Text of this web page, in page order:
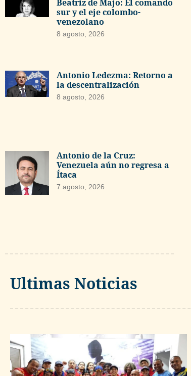
Beatriz de Majo: El comando
sur y el eje colombo-
venezolano
8 agosto, 2026
Antonio Ledezma: Retorno a
la descentralización
8 agosto, 2026
Antonio de la Cruz:
Venezuela aún no regresa a
Ítaca
7 agosto, 2026
Ultimas Noticias